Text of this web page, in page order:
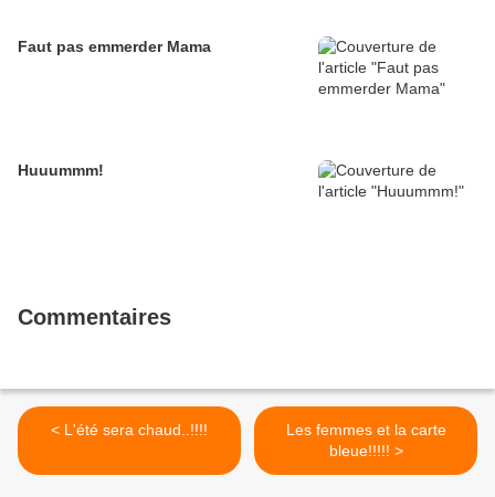
Faut pas emmerder Mama
Huuummm!
Commentaires
< L'été sera chaud..!!!!
Les femmes et la carte
bleue!!!!! >